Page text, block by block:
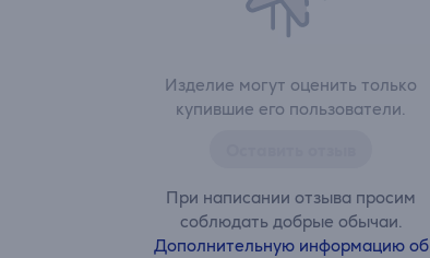
Изделие могут оценить только
купившие его пользователи.
При написании отзыва просим
соблюдать добрые обычаи.
Дополнительную информацию об